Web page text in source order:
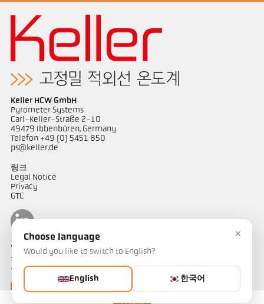
연락처
Keller HCW GmbH
Pyrometer Systems
Carl-Keller-Straße 2-10
49479 Ibbenbüren, Germany
Telefon +49 (0) 5451 850
ps@keller.de
링크
Legal Notice
Privacy
GTC
연락하다
온도 측정 솔루션에 대해 궁금한 점이 있으신가요? 저희 팀이 기꺼이
도와드리겠습니다.
연락하기
×
Choose language
Would you like to switch to English?
English 한국어